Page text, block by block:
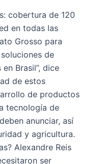
cobertura de 120
en todas las
Grosso para
de
Brasil”, dice
de estos
de productos
tecnología de
anunciar, así
y agricultura.
Alexandre Reis
ser